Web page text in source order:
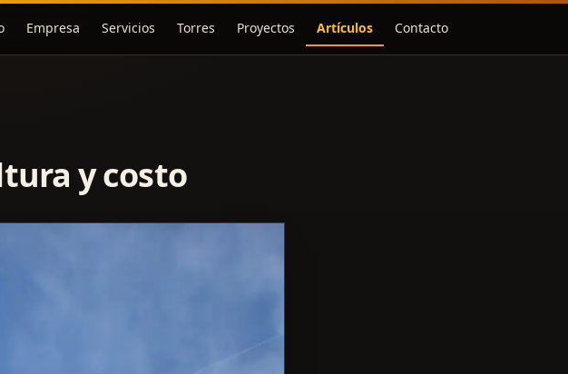
Empresa Servicios Torres Proyectos Artículos Contacto
y costo